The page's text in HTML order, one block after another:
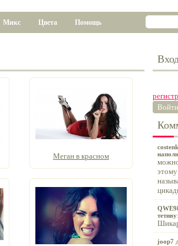
Микс Цвета Помощь
Меган в красном
Войти
тетиву:
joop7